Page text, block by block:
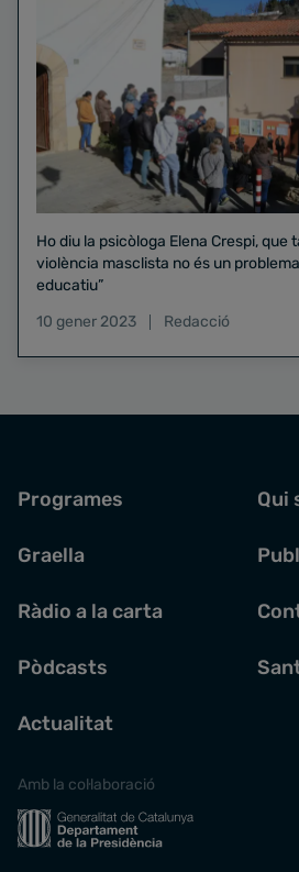
Ho diu la psicòloga Elena Crespi, que
violència masclista no és un
educatiu”
10 gener 2023
Redacció
Programes
Graella
Ràdio a la carta
Pòdcasts
Actualitat
Qui
Amb la col·laboració